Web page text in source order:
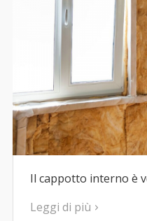
Il cappotto interno è
Leggi di più